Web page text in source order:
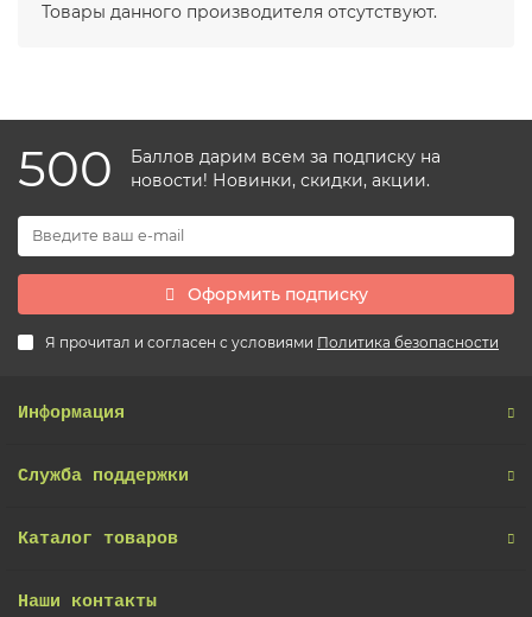
Товары данного производителя отсутствуют.
500
Баллов дарим всем за подписку на
новости! Новинки, скидки, акции.
Оформить подписку
Я прочитал и согласен с условиями Политика безопасности
Информация
Служба поддержки
Каталог товаров
Наши контакты